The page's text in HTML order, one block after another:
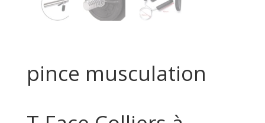
pince musculation